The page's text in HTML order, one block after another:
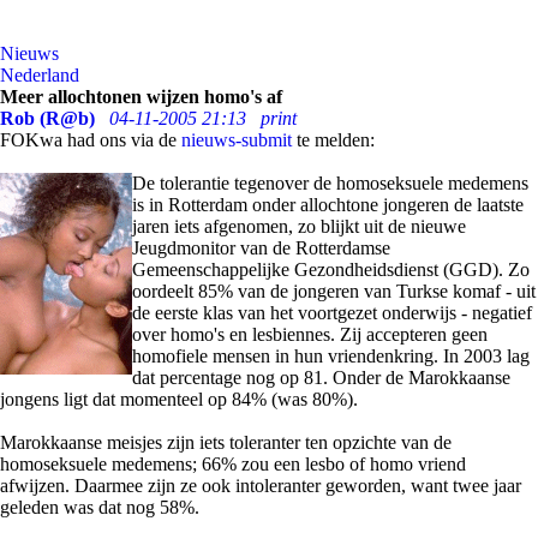
Nieuws
Nederland
Meer allochtonen wijzen homo's af
Rob (R@b)
04-11-2005 21:13
print
FOKwa had ons via de nieuws-submit te melden:
De tolerantie tegenover de homoseksuele medemens
is in Rotterdam onder allochtone jongeren de laatste
jaren iets afgenomen, zo blijkt uit de nieuwe
Jeugdmonitor van de Rotterdamse
Gemeenschappelijke Gezondheidsdienst (GGD). Zo
oordeelt 85% van de jongeren van Turkse komaf - uit
de eerste klas van het voortgezet onderwijs - negatief
over homo's en lesbiennes. Zij accepteren geen
homofiele mensen in hun vriendenkring. In 2003 lag
dat percentage nog op 81. Onder de Marokkaanse
jongens ligt dat momenteel op 84% (was 80%).
Marokkaanse meisjes zijn iets toleranter ten opzichte van de
homoseksuele medemens; 66% zou een lesbo of homo vriend
afwijzen. Daarmee zijn ze ook intoleranter geworden, want twee jaar
geleden was dat nog 58%.